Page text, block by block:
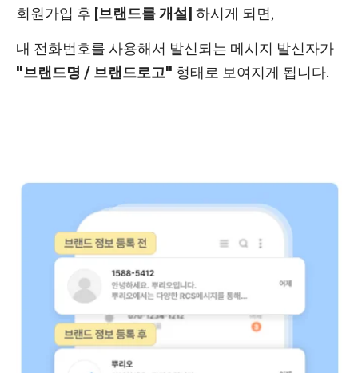
회원가입 후 [브랜드를 개설] 하시게 되면,
내 전화번호를 사용해서 발신되는 메시지 발신자가
"브랜드명 / 브랜드로고" 형태로 보여지게 됩니다.